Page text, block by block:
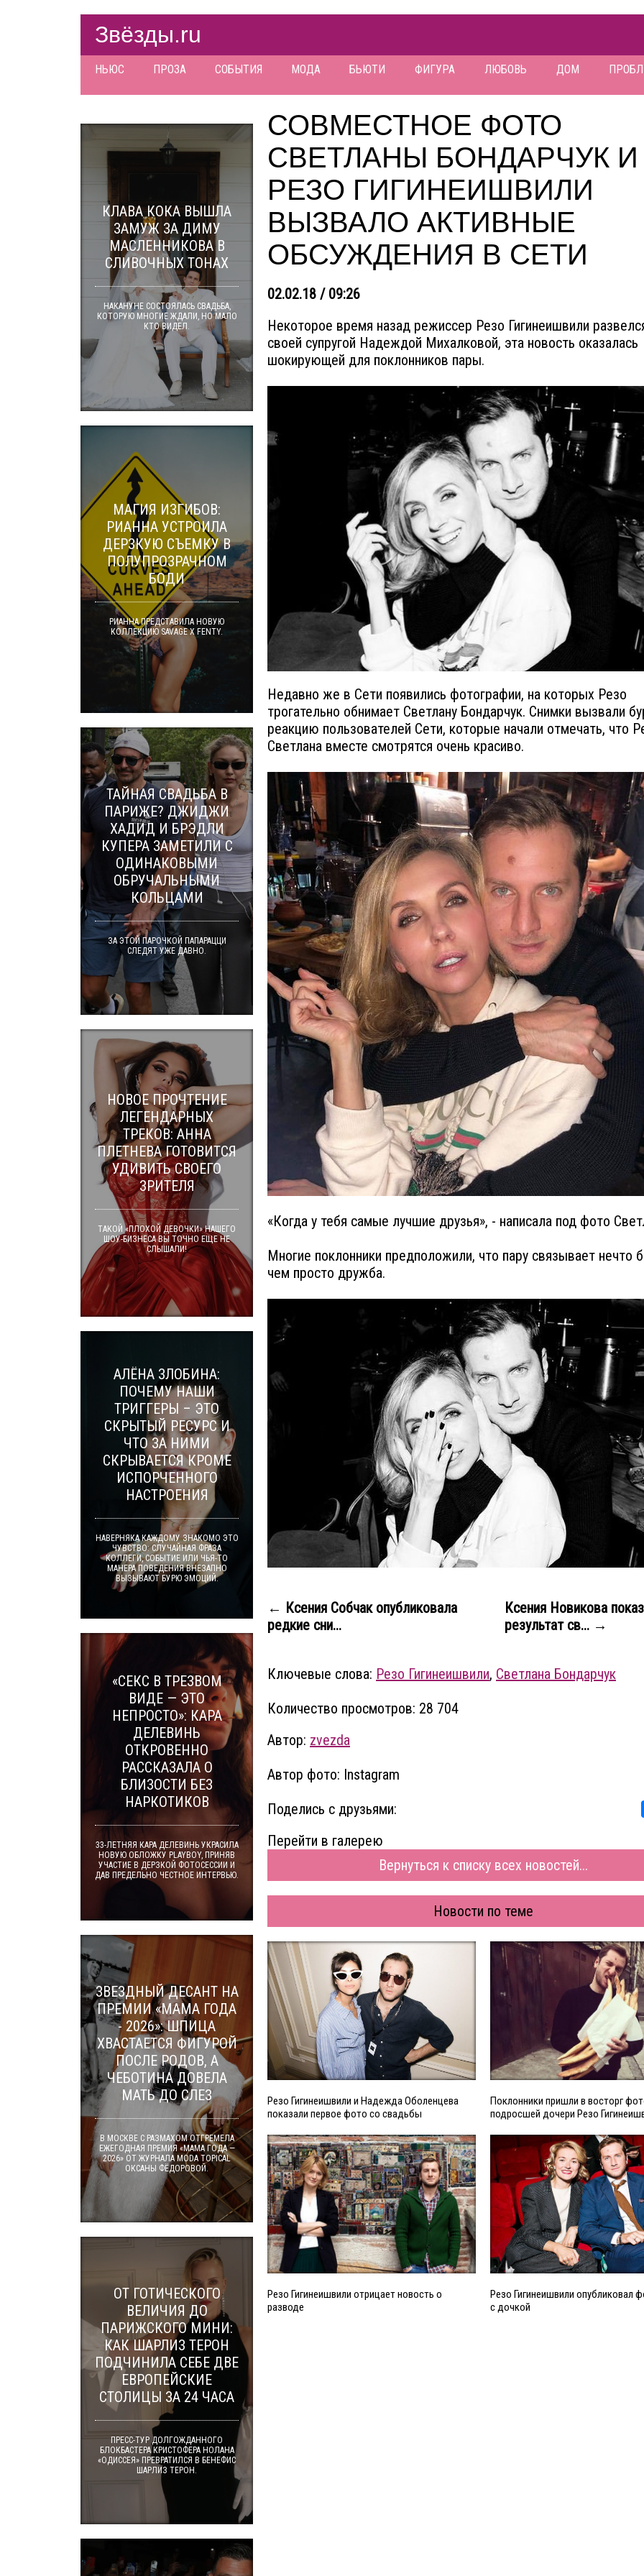
Звёзды.ru
НЬЮС ПРОЗА СОБЫТИЯ МОДА БЬЮТИ ФИГУРА ЛЮБОВЬ ДОМ
СОВМЕСТНОЕ ФОТО
СВЕТЛАНЫ БОНДАРЧУК И
РЕЗО ГИГИНЕИШВИЛИ
ВЫЗВАЛО АКТИВНЫЕ
ОБСУЖДЕНИЯ В СЕТИ
02.02.18 / 09:26
Некоторое время назад режиссер Резо Гигинеишвили
своей супругой Надеждой Михалковой, эта новость оказалась
шокирующей для поклонников пары.
Недавно же в Сети появились фотографии, на которых Резо
трогательно обнимает Светлану Бондарчук. Снимки вызвали
реакцию пользователей Сети, которые начали отмечать, что
Светлана вместе смотрятся очень красиво.
«Когда у тебя самые лучшие друзья», - написала под фото
Многие поклонники предположили, что пару связывает нечто
чем просто дружба.
← Ксения Собчак опубликовала
редкие сни...
Ксения Новикова
результат св... →
Ключевые слова: Резо Гигинеишвили, Светлана Бондарчук
Количество просмотров: 28 704
Автор: zvezda
Автор фото: Instagram
Поделись с друзьями:
Перейти в галерею
Вернуться к списку всех новостей...
Новости по теме
Резо Гигинеишвили и Надежда Оболенцева
показали первое фото со свадьбы
Поклонники пришли в восторг
подросшей дочери Резо
Резо Гигинеишвили отрицает новость о
разводе
Резо Гигинеишвили опубликовал
с дочкой
КЛАВА КОКА ВЫШЛА
ЗАМУЖ ЗА ДИМУ
МАСЛЕННИКОВА В
СЛИВОЧНЫХ ТОНАХ
НАКАНУНЕ СОСТОЯЛАСЬ СВАДЬБА,
КОТОРУЮ МНОГИЕ ЖДАЛИ, НО МАЛО
КТО ВИДЕЛ.
МАГИЯ ИЗГИБОВ:
РИАННА УСТРОИЛА
ДЕРЗКУЮ СЪЕМКУ В
ПОЛУПРОЗРАЧНОМ
БОДИ
РИАННА ПРЕДСТАВИЛА НОВУЮ
КОЛЛЕКЦИЮ SAVAGE X FENTY.
ТАЙНАЯ СВАДЬБА В
ПАРИЖЕ? ДЖИДЖИ
ХАДИД И БРЭДЛИ
КУПЕРА ЗАМЕТИЛИ С
ОДИНАКОВЫМИ
ОБРУЧАЛЬНЫМИ
КОЛЬЦАМИ
ЗА ЭТОЙ ПАРОЧКОЙ ПАПАРАЦЦИ
СЛЕДЯТ УЖЕ ДАВНО.
НОВОЕ ПРОЧТЕНИЕ
ЛЕГЕНДАРНЫХ
ТРЕКОВ: АННА
ПЛЕТНЕВА ГОТОВИТСЯ
УДИВИТЬ СВОЕГО
ЗРИТЕЛЯ
ТАКОЙ «ПЛОХОЙ ДЕВОЧКИ» НАШЕГО
ШОУ-БИЗНЕСА ВЫ ТОЧНО ЕЩЕ НЕ
СЛЫШАЛИ!
АЛЁНА ЗЛОБИНА:
ПОЧЕМУ НАШИ
ТРИГГЕРЫ – ЭТО
СКРЫТЫЙ РЕСУРС И
ЧТО ЗА НИМИ
СКРЫВАЕТСЯ КРОМЕ
ИСПОРЧЕННОГО
НАСТРОЕНИЯ
НАВЕРНЯКА КАЖДОМУ ЗНАКОМО ЭТО
ЧУВСТВО: СЛУЧАЙНАЯ ФРАЗА
КОЛЛЕГИ, СОБЫТИЕ ИЛИ ЧЬЯ-ТО
МАНЕРА ПОВЕДЕНИЯ ВНЕЗАПНО
ВЫЗЫВАЮТ БУРЮ ЭМОЦИЙ.
«СЕКС В ТРЕЗВОМ
ВИДЕ — ЭТО
НЕПРОСТО»: КАРА
ДЕЛЕВИНЬ
ОТКРОВЕННО
РАССКАЗАЛА О
БЛИЗОСТИ БЕЗ
НАРКОТИКОВ
33-ЛЕТНЯЯ КАРА ДЕЛЕВИНЬ УКРАСИЛА
НОВУЮ ОБЛОЖКУ PLAYBOY, ПРИНЯВ
УЧАСТИЕ В ДЕРЗКОЙ ФОТОСЕССИИ И
ДАВ ПРЕДЕЛЬНО ЧЕСТНОЕ ИНТЕРВЬЮ.
ЗВЕЗДНЫЙ ДЕСАНТ НА
ПРЕМИИ «МАМА ГОДА
- 2026»: ШПИЦА
ХВАСТАЕТСЯ ФИГУРОЙ
ПОСЛЕ РОДОВ, А
ЧЕБОТИНА ДОВЕЛА
МАТЬ ДО СЛЕЗ
В МОСКВЕ С РАЗМАХОМ ОТГРЕМЕЛА
ЕЖЕГОДНАЯ ПРЕМИЯ «МАМА ГОДА —
2026» ОТ ЖУРНАЛА MODA TOPICAL
ОКСАНЫ ФЁДОРОВОЙ.
ОТ ГОТИЧЕСКОГО
ВЕЛИЧИЯ ДО
ПАРИЖСКОГО МИНИ:
КАК ШАРЛИЗ ТЕРОН
ПОДЧИНИЛА СЕБЕ ДВЕ
ЕВРОПЕЙСКИЕ
СТОЛИЦЫ ЗА 24 ЧАСА
ПРЕСС-ТУР ДОЛГОЖДАННОГО
БЛОКБАСТЕРА КРИСТОФЕРА НОЛАНА
«ОДИССЕЯ» ПРЕВРАТИЛСЯ В БЕНЕФИС
ШАРЛИЗ ТЕРОН.